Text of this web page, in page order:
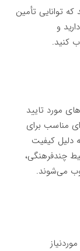
توانایی تأمین
و
کنید.
مورد تایید
مناسب برای
دلیل کیفیت
چندفرهنگی،
می‌شوند.